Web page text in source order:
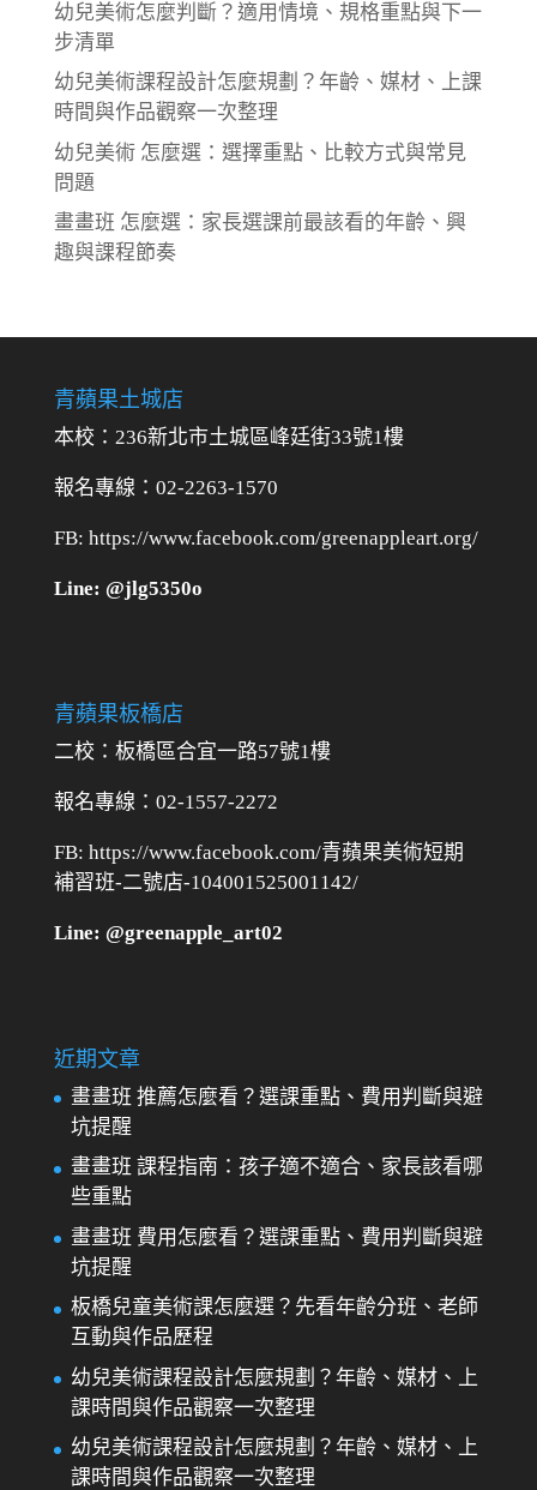
幼兒美術怎麼判斷？適用情境、規格重點與下一
步清單
幼兒美術課程設計怎麼規劃？年齡、媒材、上課
時間與作品觀察一次整理
幼兒美術 怎麼選：選擇重點、比較方式與常見
問題
畫畫班 怎麼選：家長選課前最該看的年齡、興
趣與課程節奏
青蘋果土城店
本校：236新北市土城區峰廷街33號1樓
報名專線：02-2263-1570
FB: https://www.facebook.com/greenappleart.org/
Line: @jlg5350o
青蘋果板橋店
二校： 板橋區合宜一路57號1樓
報名專線：02-1557-2272
FB: https://www.facebook.com/青蘋果美術短期
補習班-二號店-104001525001142/
Line: @greenapple_art02
近期文章
畫畫班 推薦怎麼看？選課重點、費用判斷與避
坑提醒
畫畫班 課程指南：孩子適不適合、家長該看哪
些重點
畫畫班 費用怎麼看？選課重點、費用判斷與避
坑提醒
板橋兒童美術課怎麼選？先看年齡分班、老師
互動與作品歷程
幼兒美術課程設計怎麼規劃？年齡、媒材、上
課時間與作品觀察一次整理
幼兒美術課程設計怎麼規劃？年齡、媒材、上
課時間與作品觀察一次整理